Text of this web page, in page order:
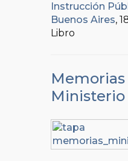
Instrucción
Buenos Aires,
Libro
Memorias
Ministerio